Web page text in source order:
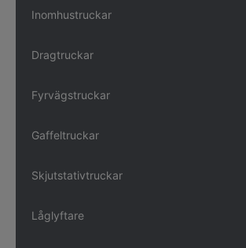
Inomhustruckar
Dragtruckar
Fyrvägstruckar
Gaffeltruckar
Skjutstativtruckar
Låglyftare